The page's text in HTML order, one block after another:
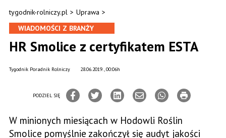
tygodnik-rolniczy.pl > Uprawa >
WIADOMOŚCI Z BRANŻY
HR Smolice z certyfikatem ESTA
28.06.2019., 00:06h
Tygodnik Poradnik Rolniczy
PODZIEL SIĘ
W minionych miesiącach w Hodowli Roślin
Smolice pomyślnie zakończył się audyt jakości